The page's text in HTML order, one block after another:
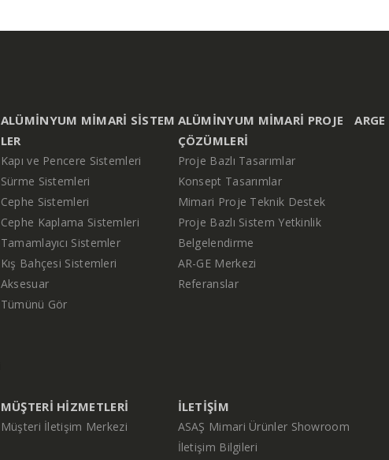
ALÜMINYUM MIMARI SISTEM
LER
Kapı ve Pencere Sistemleri
Sürme Sistemleri
Cephe Sistemleri
Cephe Kaplama Sistemleri
Tamamlayıcı Sistemler
Kış Bahçesi Sistemleri
Aksesuar
Tümünü Gör
ALÜMINYUM MIMARI PROJE
ÇÖZÜMLERI
Proje Bazlı Tasarımlar
Konsept Tasarımlar
Mimari Proje Teknik Destek
Proje Bazlı Sistem Yetkinlik
Belgelendirme
AR-GE Merkezi
Referanslar
ARGE
MÜŞTERI HIZMETLERI
Müşteri İletişim Merkezi
İLETIŞIM
ASAŞ Mimari Ürünler Showroom
İletişim Bilgileri